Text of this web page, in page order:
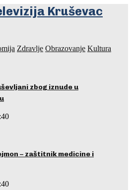
Zdravlje Obrazovanje Kultura
zbog iznude u
– zaštitnik medicine i